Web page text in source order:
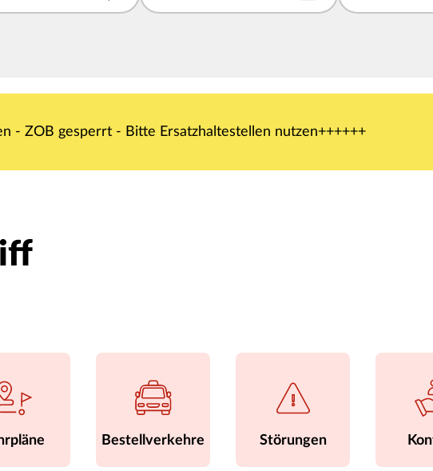
- ZOB gesperrt - Bitte Ersatzhaltestellen nutzen++++++
Bestellverkehre Störungen